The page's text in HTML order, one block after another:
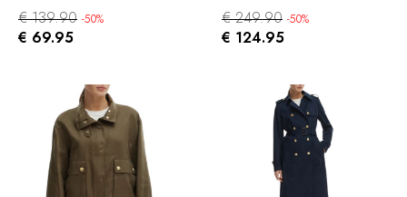
€ 139.90 -50%
€ 69.95
€ 249.90 -50%
€ 124.95